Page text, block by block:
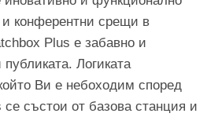
и конферентни срещи в
Plus е забавно и
Логиката
Ви е небоходим според
състои от базова станция и